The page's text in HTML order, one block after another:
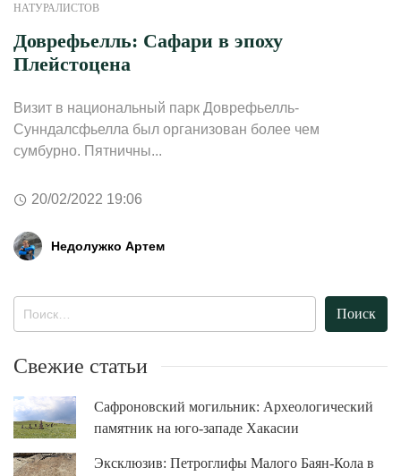
НАТУРАЛИСТОВ
Доврефьелль: Сафари в эпоху
Плейстоцена
Визит в национальный парк Доврефьелль-
Сунндалсфьелла был организован более чем
сумбурно. Пятничны...
20/02/2022 19:06
Недолужко Артем
Свежие статьи
Сафроновский могильник: Археологический
памятник на юго-западе Хакасии
Эксклюзив: Петроглифы Малого Баян-Кола в